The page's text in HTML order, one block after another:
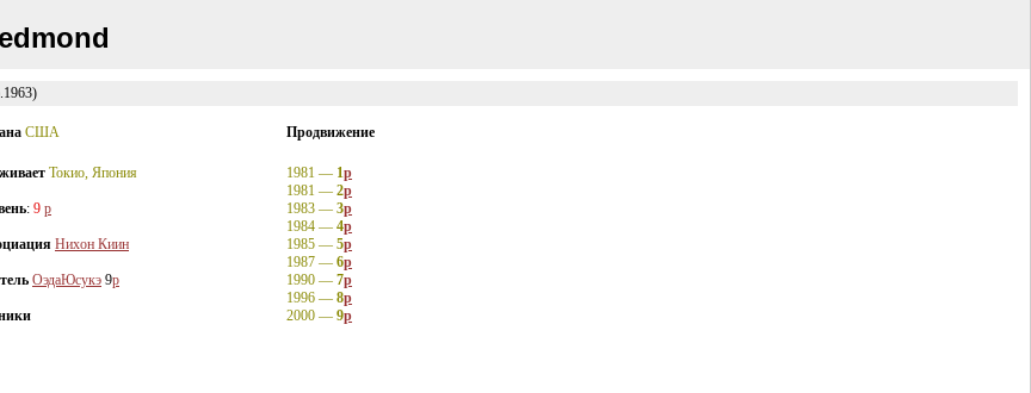
США
Токио, Япония
: 9 p
Нихон Киин
ОэдаЮсукэ 9p
Продвижение
1981 — 1p
1981 — 2p
1983 — 3p
1984 — 4p
1985 — 5p
1987 — 6p
1990 — 7p
1996 — 8p
2000 — 9p